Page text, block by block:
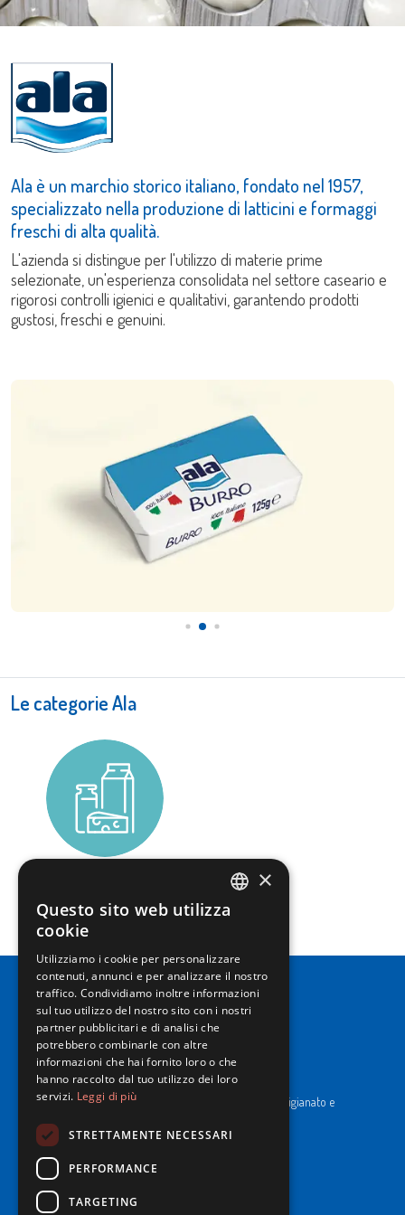
Ala è un marchio storico italiano, fondato nel 1957,
specializzato nella produzione di latticini e formaggi
freschi di alta qualità.
L'azienda si distingue per l'utilizzo di materie prime
selezionate, un'esperienza consolidata nel settore caseario e
rigorosi controlli igienici e qualitativi, garantendo prodotti
gustosi, freschi e genuini.
Le categorie Ala
SCOPRI
NewPrinces S.p.A.
CF e P. Iva 00183410653 / REA di RE n°277595.
Ufficio del Registro: Camera di Commercio Industria Artigianato e
Cap. Soc. € 43.935.050,00 i.v.
Cookie Policy
Privacy Policy
Whistleblowing
×
Questo sito web utilizza
cookie
Utilizziamo i cookie per personalizzare
contenuti, annunci e per analizzare il nostro
traffico. Condividiamo inoltre informazioni
sul tuo utilizzo del nostro sito con i nostri
partner pubblicitari e di analisi che
potrebbero combinarle con altre
informazioni che hai fornito loro o che
hanno raccolto dal tuo utilizzo dei loro
servizi. Leggi di più
STRETTAMENTE NECESSARI
PERFORMANCE
TARGETING